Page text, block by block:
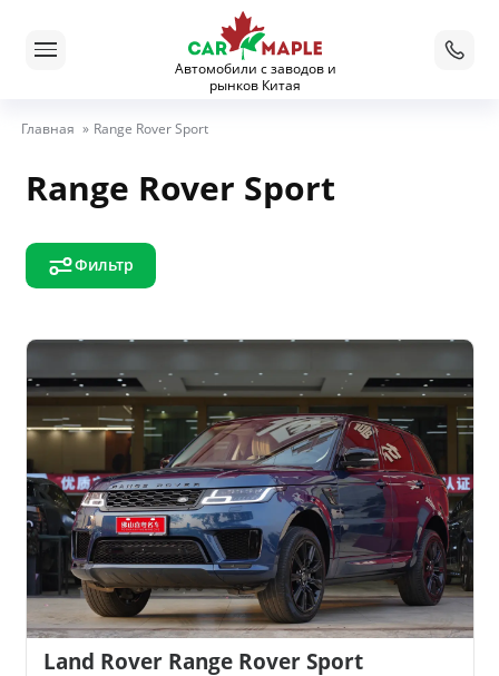
Автомобили с заводов и
рынков Китая
Главная » Range Rover Sport
Range Rover Sport
Фильтр
Land Rover Range Rover Sport